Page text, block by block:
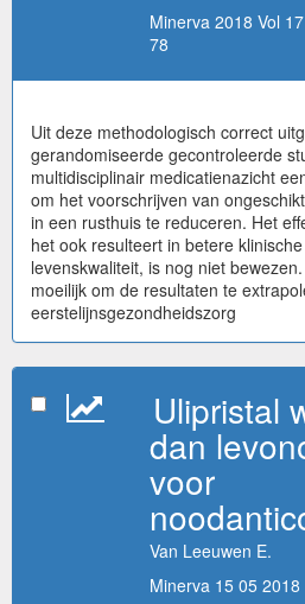
Minerva 2018 Vol
78
Uit deze methodologisch correct
gerandomiseerde gecontroleerde
multidisciplinair medicatienazicht
om het voorschrijven van
in een rusthuis te reduceren. Het
het ook resulteert in betere
levenskwaliteit, is nog niet
moeilijk om de resultaten te
eerstelijnsgezondheidszorg
Ulipristal
dan
voor
Van Leeuwen E.
Minerva 15 05 2018